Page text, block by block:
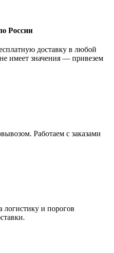
России
доставку в любой
имеет значения — привезем
Работаем с заказами
и порогов